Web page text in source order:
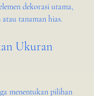
dekorasi utama,
tanaman hias.
Ukuran
menentukan pilihan